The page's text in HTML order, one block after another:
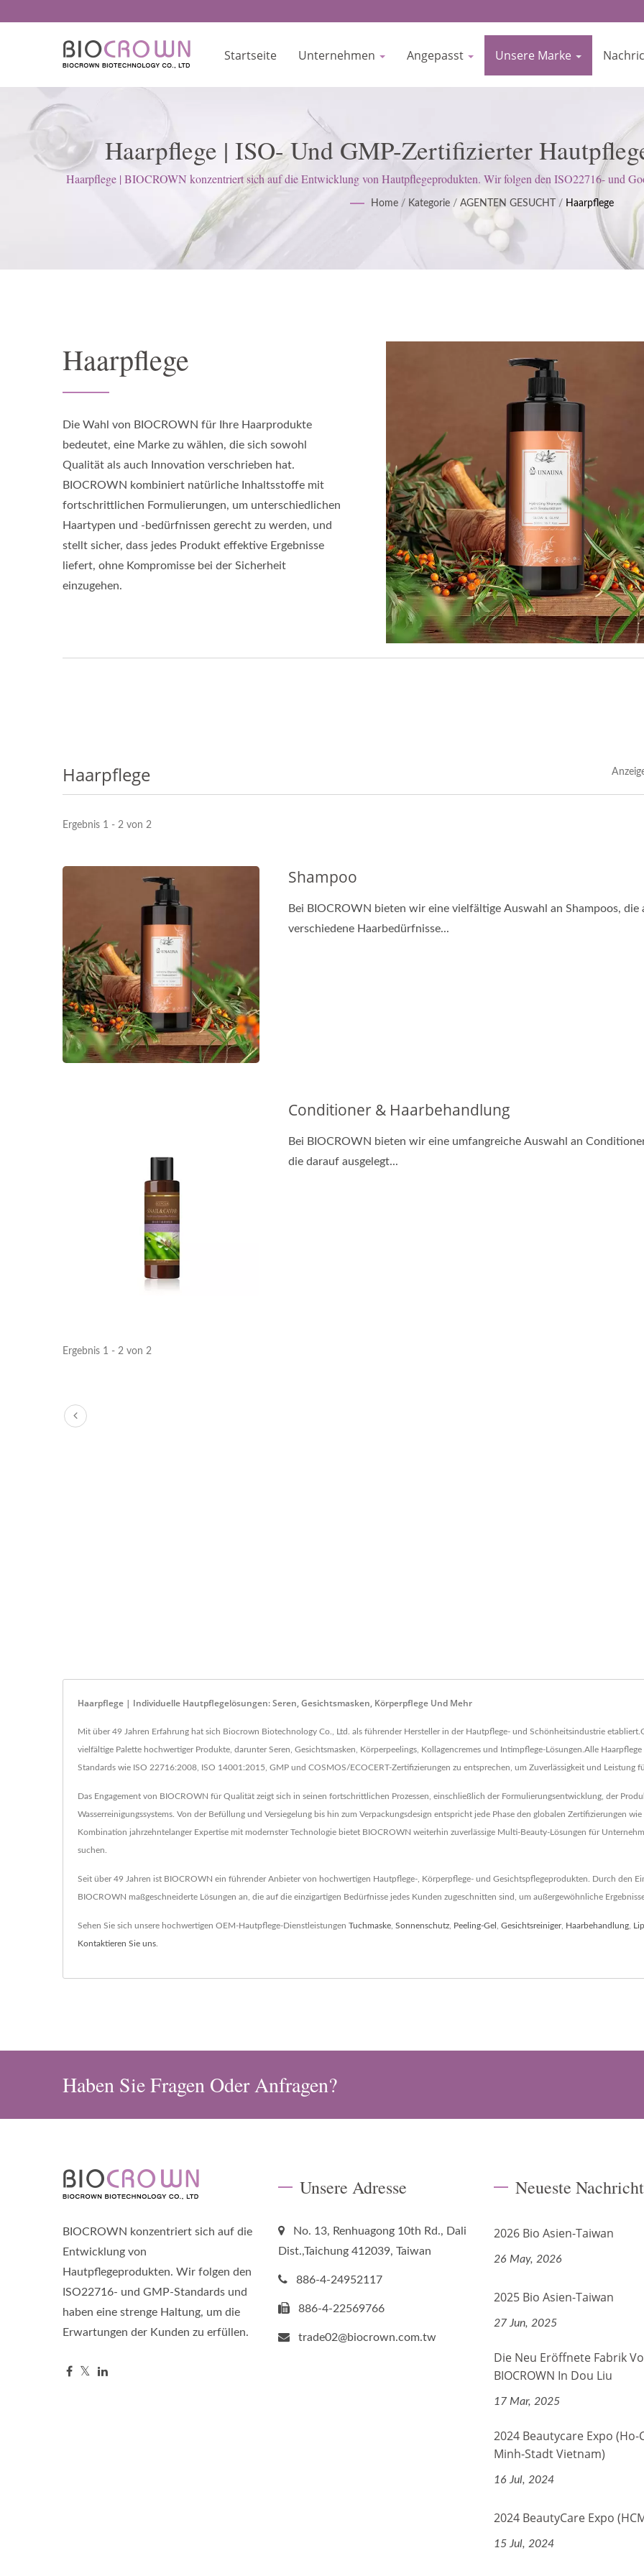
Startseite Unternehmen Angepasst Unsere Marke
Haarpflege | ISO- Und GMP-Zertifizierter
BIOCROWN
Haarpflege | BIOCROWN konzentriert sich auf die Entwicklung von Hautpflegeprodukten. Wir folgen den ISO22716- und
eine strenge Haltung ein, um die Erwartungen der Kunden zu erfüllen.
Home / Kategorie / AGENTEN GESUCHT / Haarpflege
Haarpflege
Die Wahl von BIOCROWN für Ihre Haarprodukte
bedeutet, eine Marke zu wählen, die sich sowohl
Qualität als auch Innovation verschrieben hat.
BIOCROWN kombiniert natürliche Inhaltsstoffe mit
fortschrittlichen Formulierungen, um unterschiedlichen
Haartypen und -bedürfnissen gerecht zu werden, und
stellt sicher, dass jedes Produkt effektive Ergebnisse
liefert, ohne Kompromisse bei der Sicherheit
einzugehen.
Haarpflege
Ergebnis 1 - 2 von 2
Shampoo
Bei BIOCROWN bieten wir eine vielfältige Auswahl an Shampoos, die
verschiedene Haarbedürfnisse...
Conditioner & Haarbehandlung
Bei BIOCROWN bieten wir eine umfangreiche Auswahl an
die darauf ausgelegt...
Ergebnis 1 - 2 von 2
Erneuerungsölkapseln
Haarpflege | Individuelle Hautpflegelösungen: Seren, Gesichtsmasken, Körperpflege Und Mehr
Mit über 49 Jahren Erfahrung hat sich Biocrown Biotechnology Co., Ltd. als führender Hersteller in der Hautpflege- und Schönheitsindustrie
vielfältige Palette hochwertiger Produkte, darunter Seren, Gesichtsmasken, Körperpeelings, Kollagencremes und Intimpflege-Lösungen.Alle
Standards wie ISO 22716:2008, ISO 14001:2015, GMP und COSMOS/ECOCERT-Zertifizierungen zu entsprechen, um Zuverlässigkeit und Leistung
Das Engagement von BIOCROWN für Qualität zeigt sich in seinen fortschrittlichen Prozessen, einschließlich der Formulierungsentwicklung, der
Wasserreinigungssystems. Von der Befüllung und Versiegelung bis hin zum Verpackungsdesign entspricht jede Phase den globalen Zertifizierungen
Kombination jahrzehntelanger Expertise mit modernster Technologie bietet BIOCROWN weiterhin zuverlässige Multi-Beauty-Lösungen für
suchen.
Seit über 49 Jahren ist BIOCROWN ein führender Anbieter von hochwertigen Hautpflege-, Körperpflege- und Gesichtspflegeprodukten. Durch den
BIOCROWN maßgeschneiderte Lösungen an, die auf die einzigartigen Bedürfnisse jedes Kunden zugeschnitten sind, um außergewöhnliche
Sehen Sie sich unsere hochwertigen OEM-Hautpflege-Dienstleistungen Tuchmaske Sonnenschutz Peeling-Gel Gesichtsreiniger, Haarbehandlung
Kontaktieren Sie uns
Haben Sie Fragen Oder Anfragen?
BIOCROWN konzentriert sich auf die
Entwicklung von
Hautpflegeprodukten. Wir folgen den
ISO22716- und GMP-Standards und
haben eine strenge Haltung, um die
Erwartungen der Kunden zu erfüllen.
Unsere Adresse
No. 13, Renhuagong 10th Rd., Dali
Dist.,Taichung 412039, Taiwan
886-4-24952117
886-4-22569766
trade02@biocrown.com.tw
Neueste
2026 Bio Asien-Taiwan
26 May, 2026
2025 Bio Asien-Taiwan
27 Jun, 2025
Die Neu Eröffnete Fabrik
BIOCROWN In Dou Liu
17 Mar, 2025
2024 Beautycare Expo (Ho-
Minh-Stadt Vietnam)
16 Jul, 2024
2024 BeautyCare Expo
15 Jul, 2024